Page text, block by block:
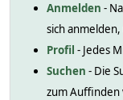
Anmelden -
sich
Profil - Jedes
Suchen - Die
zum